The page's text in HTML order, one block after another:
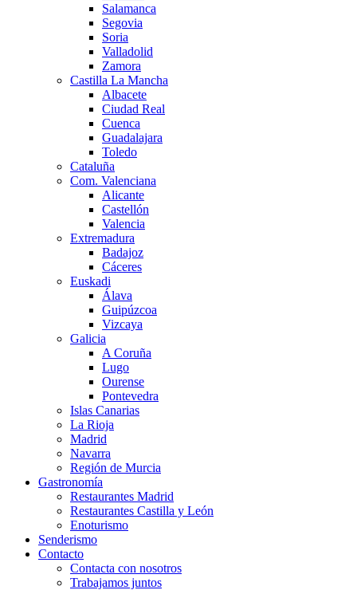
Salamanca
Segovia
Soria
Valladolid
Zamora
Castilla La Mancha
Albacete
Ciudad Real
Cuenca
Guadalajara
Toledo
Cataluña
Com. Valenciana
Alicante
Castellón
Valencia
Extremadura
Badajoz
Cáceres
Euskadi
Álava
Guipúzcoa
Vizcaya
Galicia
A Coruña
Lugo
Ourense
Pontevedra
Islas Canarias
La Rioja
Madrid
Navarra
Región de Murcia
Gastronomía
Restaurantes Madrid
Restaurantes Castilla y León
Enoturismo
Senderismo
Contacto
Contacta con nosotros
Trabajamos juntos